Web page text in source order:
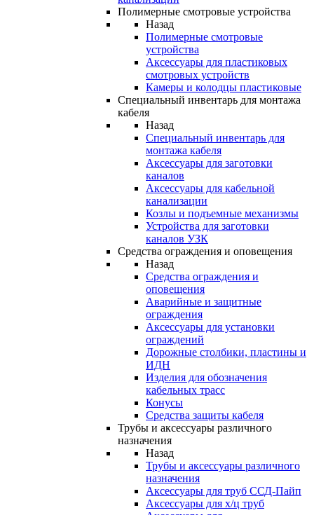
Полимерные смотровые устройства
Назад
Полимерные смотровые
устройства
Аксессуары для пластиковых
смотровых устройств
Камеры и колодцы пластиковые
Специальный инвентарь для монтажа
кабеля
Назад
Специальный инвентарь для
монтажа кабеля
Аксессуары для заготовки
каналов
Аксессуары для кабельной
канализации
Козлы и подъемные механизмы
Устройства для заготовки
каналов УЗК
Средства ограждения и оповещения
Назад
Средства ограждения и
оповещения
Аварийные и защитные
ограждения
Аксессуары для установки
ограждений
Дорожные столбики, пластины и
ИДН
Изделия для обозначения
кабельных трасс
Конусы
Средства защиты кабеля
Трубы и аксессуары различного
назначения
Назад
Трубы и аксессуары различного
назначения
Аксессуары для труб ССД-Пайп
Аксессуары для х/ц труб